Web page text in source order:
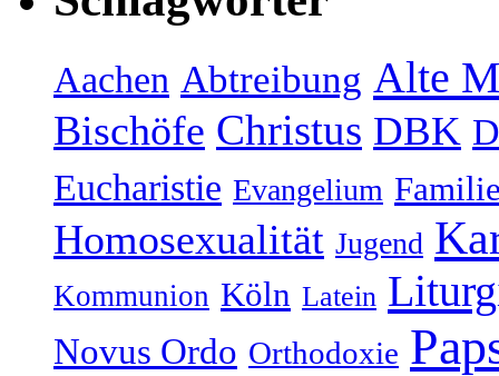
Aachen Abtreibung Alte
Bischöfe Christus DBK
Eucharistie Evangelium
Homosexualität Jugend
Kommunion Köln Latein
Novus Ordo Orthodoxie